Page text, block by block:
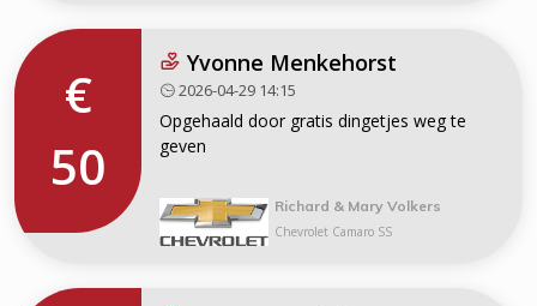
€
50
Yvonne Menkehorst
2026-04-29 14:15
Opgehaald door gratis dingetjes weg te
geven
Richard & Mary Volkers
Chevrolet Camaro SS